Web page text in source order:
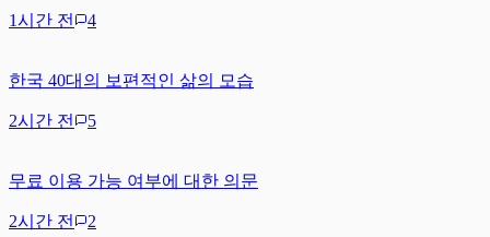
1시간 전 4
한국 40대의 보편적인 삶의 모습
2시간 전 5
무료 이용 가능 여부에 대한 의문
2시간 전 2